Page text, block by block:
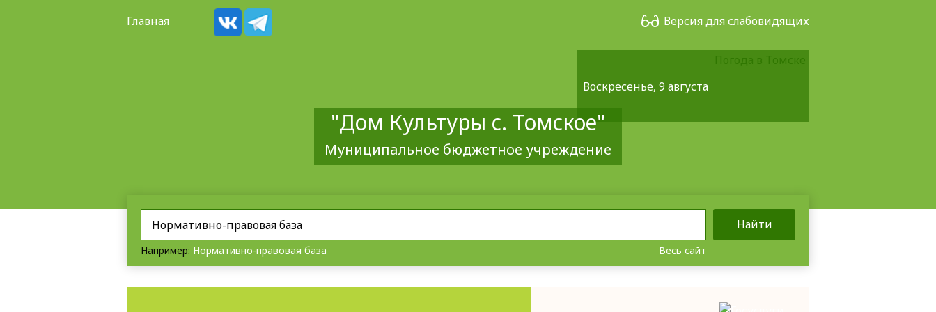
Главная Версия для слабовидящих
"Дом Культуры с. Томское"
Муниципальное бюджетное учреждение
Воскресенье, 9 августа
Погода в Томске
Найти
Например: Нормативно-правовая база Весь сайт